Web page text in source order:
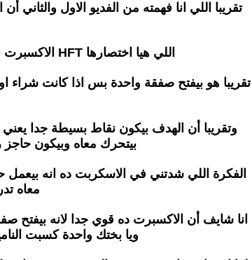
اللي هيا اختصارها HFT الاكسبرت بيشتغل بسرعة رهيبة وبيقفل الصفقات بسرعة رهيبة
تقريبا هو بيفتح صفقة واحدة بس اذا كانت شراء
بيتحرك معاه وبيكون حاجز
الفكرة اللي شدتني في الاسكربت ده انه بيعمل
معاه
انا شايف أن الاكسبرت ده قوي جدا لانه بيفتح
ويا بختك واحدة كسبت